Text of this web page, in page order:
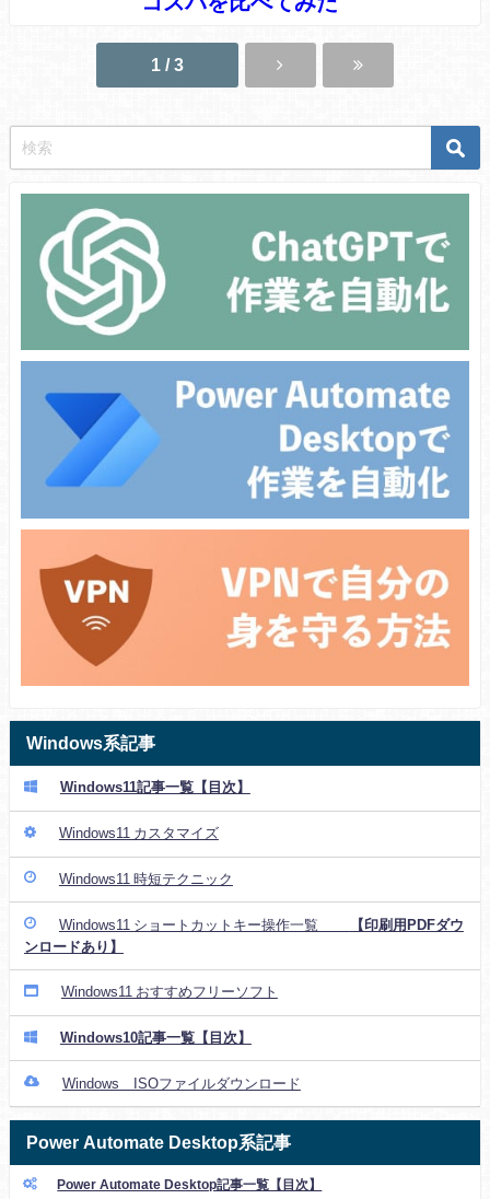
1 / 3
Windows系記事
Windows11記事一覧【目次】
Windows11 カスタマイズ
Windows11 時短テクニック
Windows11 ショートカットキー操作一覧
【印刷用PDFダウ
ンロードあり】
Windows11 おすすめフリーソフト
Windows10記事一覧【目次】
Windows ISOファイルダウンロード
Power Automate Desktop系記事
Power Automate Desktop記事一覧【目次】